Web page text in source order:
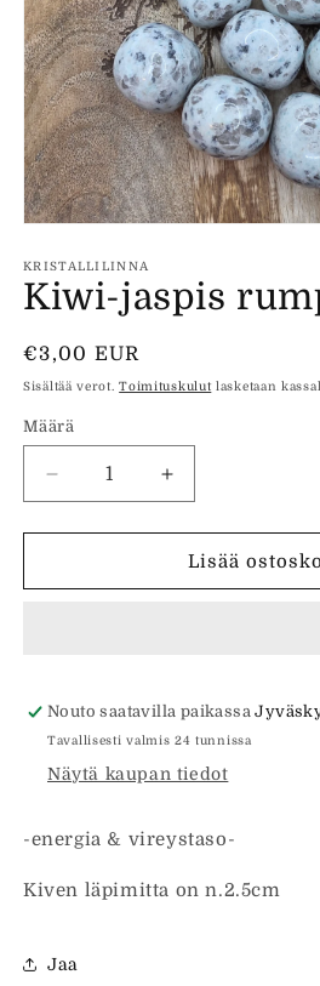
1
modaalisessa
ikkunassa
KRISTALLILINNA
Kiwi-jaspis
Normaalihinta
€3,00 EUR
Sisältää verot.Toimituskulutlasketaan
Määrä
Määrä
Vähennä
tuotteen
Kiwi-
rumpuhiottu
Lisää
tuotteen
Kiwi-
jaspis
rumpuhiottu
Lisää
Nouto saatavilla paikassa
Tavallisesti valmis 24 tunnissa
Näytä kaupan tiedot
-energia & vireystaso-
Kiven läpimitta on n.2.5cm
Jaa